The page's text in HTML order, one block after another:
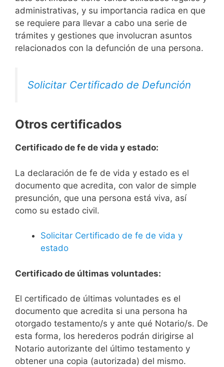
administrativas, y su importancia radica en que
se requiere para llevar a cabo una serie de
trámites y gestiones que involucran asuntos
relacionados con la defunción de una persona.
Solicitar Certificado de Defunción
Otros certificados
Certificado de fe de vida y estado:
La declaración de fe de vida y estado es el
documento que acredita, con valor de simple
presunción, que una persona está viva, así
como su estado civil.
Solicitar Certificado de fe de vida y
estado
Certificado de últimas voluntades:
El certificado de últimas voluntades es el
documento que acredita si una persona ha
otorgado testamento/s y ante qué Notario/s. De
esta forma, los herederos podrán dirigirse al
Notario autorizante del último testamento y
obtener una copia (autorizada) del mismo.